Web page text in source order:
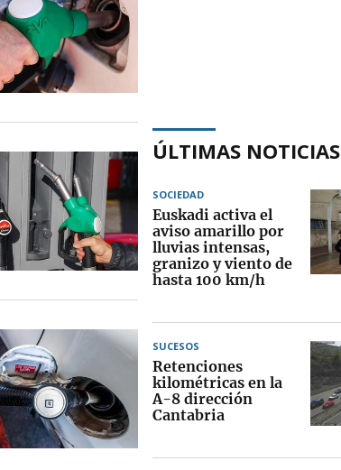
ÚLTIMAS NOTICIAS
SOCIEDAD
Euskadi activa el
aviso amarillo por
lluvias intensas,
granizo y viento de
hasta 100 km/h
SUCESOS
Retenciones
kilométricas en la
A-8 dirección
Cantabria